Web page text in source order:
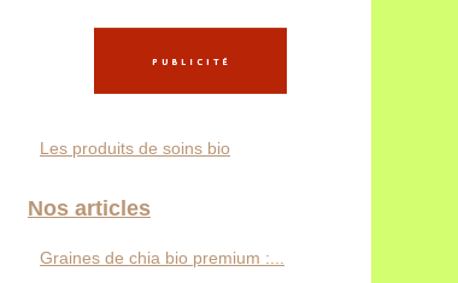
Les produits de soins bio
Nos articles
Graines de chia bio premium :...